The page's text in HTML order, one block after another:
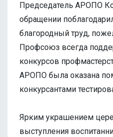
Председатель АРОПО
обращении
благородный труд,
Профсоюз всегда
конкурсов
АРОПО была оказана
конкурсантами
Ярким украшением
выступления